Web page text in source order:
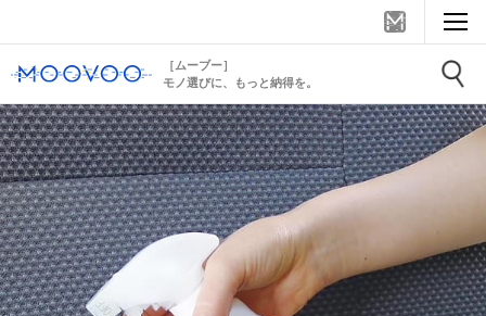
［ムーブー］
モノ選びに、もっと納得を。